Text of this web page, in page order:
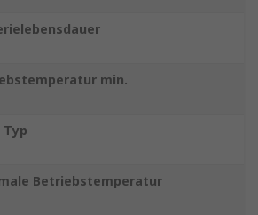
min.
Betriebstemperatur